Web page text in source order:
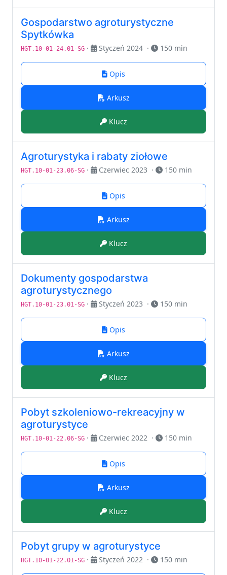
Gospodarstwo agroturystyczne
Spytkówka
HGT.10-01-24.01-SG · Styczeń 2024 · 150 min
Opis
Arkusz
Klucz
Agroturystyka i rabaty ziołowe
HGT.10-01-23.06-SG · Czerwiec 2023 · 150 min
Opis
Arkusz
Klucz
Dokumenty gospodarstwa
agroturystycznego
HGT.10-01-23.01-SG · Styczeń 2023 · 150 min
Opis
Arkusz
Klucz
Pobyt szkoleniowo-rekreacyjny w
agroturystyce
HGT.10-01-22.06-SG · Czerwiec 2022 · 150 min
Opis
Arkusz
Klucz
Pobyt grupy w agroturystyce
HGT.10-01-22.01-SG · Styczeń 2022 · 150 min